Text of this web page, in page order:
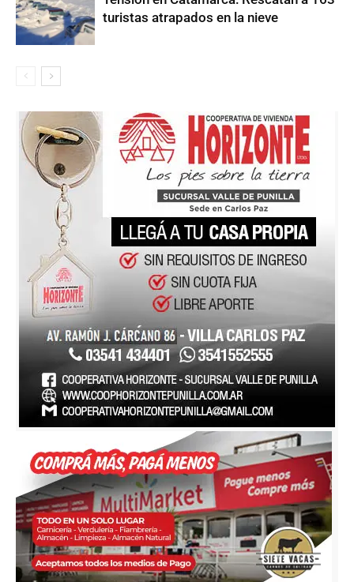
turistas atrapados en la nieve